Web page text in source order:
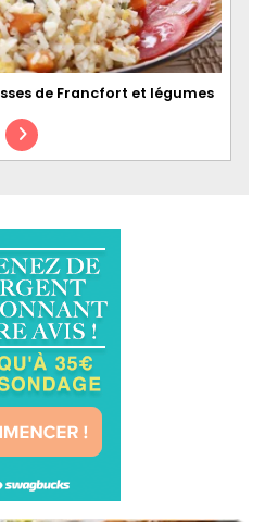
de Francfort et légumes